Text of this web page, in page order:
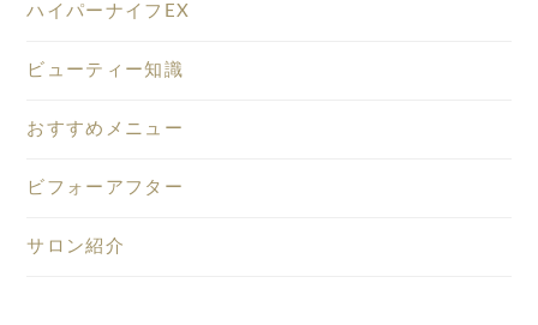
ハイパーナイフEX
ビューティー知識
おすすめメニュー
ビフォーアフター
サロン紹介